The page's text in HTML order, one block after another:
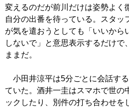
変えるのだが前川だけは姿勢よく
自分の出番を待っている。スタッ
が気を遣おうとしても「いいから
しないで」と意思表示するだけで
ままだ。
小田井涼平は5分ごとに会話す
ていた。酒井一圭はスマホで世の
ックしたり、別件の打ち合わせを